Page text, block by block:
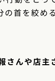
首を絞め
さんや店主